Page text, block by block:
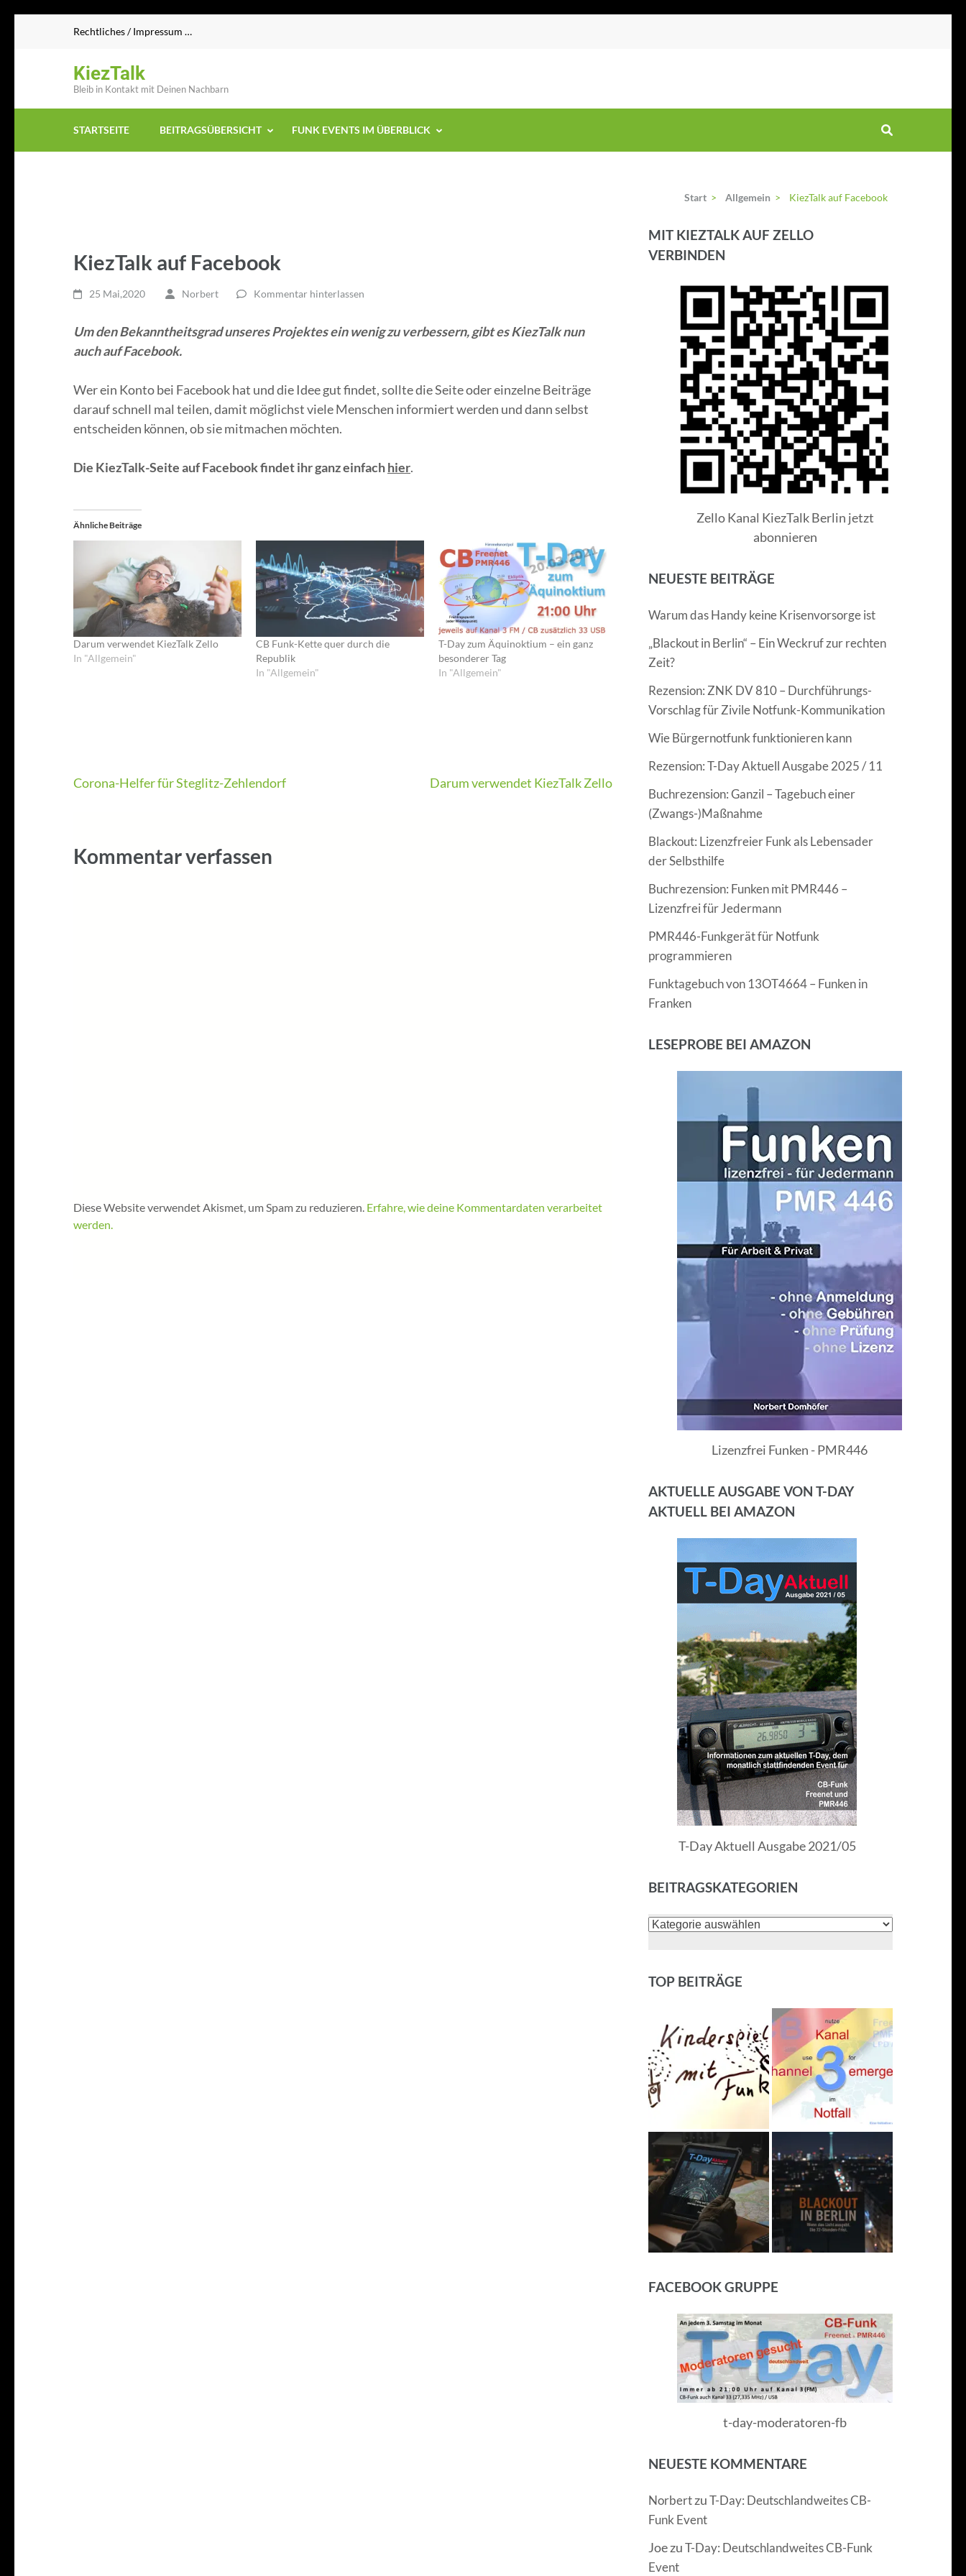
Rechtliches / Impressum …
KiezTalk
Bleib in Kontakt mit Deinen Nachbarn
STARTSEITE BEITRAGSÜBERSICHT FUNK EVENTS IM ÜBERBLICK
Start > Allgemein > KiezTalk auf Facebook
KiezTalk auf Facebook
25 Mai,2020 Norbert Kommentar hinterlassen
Um den Bekanntheitsgrad unseres Projektes ein wenig zu verbessern, gibt es KiezTalk nun
auch auf Facebook.
Wer ein Konto bei Facebook hat und die Idee gut findet, sollte die Seite oder einzelne Beiträge
darauf schnell mal teilen, damit möglichst viele Menschen informiert werden und dann selbst
entscheiden können, ob sie mitmachen möchten.
Die KiezTalk-Seite auf Facebook findet ihr ganz einfachhier.
Ähnliche Beiträge
Darum verwendet KiezTalk Zello
In "Allgemein"
CB Funk-Kette quer durch die
Republik
In "Allgemein"
T-Day zum Äquinoktium – ein ganz
besonderer Tag
In "Allgemein"
Beitragsnavigation
Corona-Helfer für Steglitz-Zehlendorf Darum verwendet KiezTalk Zello
Kommentar verfassen
Diese Website verwendet Akismet, um Spam zu reduzieren. Erfahre, wie deine Kommentardaten verarbeitet
werden.
MIT KIEZTALK AUF ZELLO
VERBINDEN
Zello Kanal KiezTalk Berlin jetzt
abonnieren
NEUESTE BEITRÄGE
Warum das Handy keine Krisenvorsorge ist
„Blackout in Berlin“ – Ein Weckruf zur rechten
Zeit?
Rezension: ZNK DV 810 – Durchführungs-
Vorschlag für Zivile Notfunk-Kommunikation
Wie Bürgernotfunk funktionieren kann
Rezension: T-Day Aktuell Ausgabe 2025 / 11
Buchrezension: Ganzil – Tagebuch einer
(Zwangs-)Maßnahme
Blackout: Lizenzfreier Funk als Lebensader
der Selbsthilfe
Buchrezension: Funken mit PMR446 –
Lizenzfrei für Jedermann
PMR446-Funkgerät für Notfunk
programmieren
Funktagebuch von 13OT4664 – Funken in
Franken
LESEPROBE BEI AMAZON
Lizenzfrei Funken - PMR446
AKTUELLE AUSGABE VON T-DAY
AKTUELL BEI AMAZON
T-Day Aktuell Ausgabe 2021/05
BEITRAGSKATEGORIEN
Beitragskategorien
TOP BEITRÄGE
FACEBOOK GRUPPE
t-day-moderatoren-fb
NEUESTE KOMMENTARE
NorbertzuT-Day: Deutschlandweites CB-
Funk Event
JoezuT-Day: Deutschlandweites CB-Funk
Event